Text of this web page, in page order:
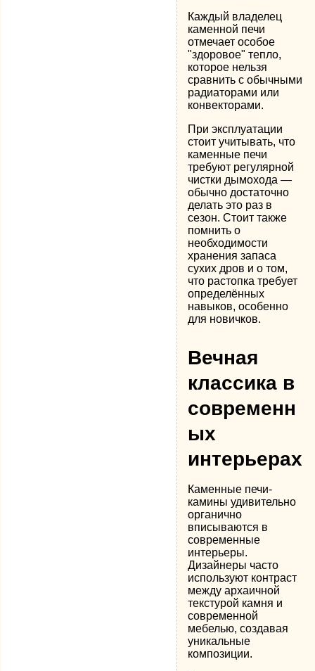
Каждый владелец
каменной печи
отмечает особое
"здоровое" тепло,
которое нельзя
сравнить с обычными
радиаторами или
конвекторами.
При эксплуатации
стоит учитывать, что
каменные печи
требуют регулярной
чистки дымохода —
обычно достаточно
делать это раз в
сезон. Стоит также
помнить о
необходимости
хранения запаса
сухих дров и о том,
что растопка требует
определённых
навыков, особенно
для новичков.
Вечная
классика в
современн
ых
интерьерах
Каменные печи-
камины удивительно
органично
вписываются в
современные
интерьеры.
Дизайнеры часто
используют контраст
между архаичной
текстурой камня и
современной
мебелью, создавая
уникальные
композиции.